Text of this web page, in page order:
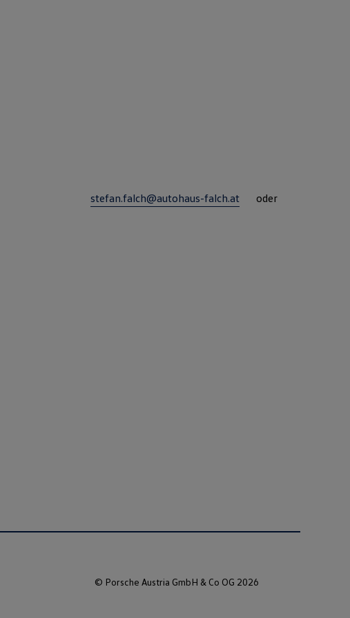
Lichtbild an stefan.falch@autohaus-falch.at oder
© Porsche Austria GmbH & Co OG 2026